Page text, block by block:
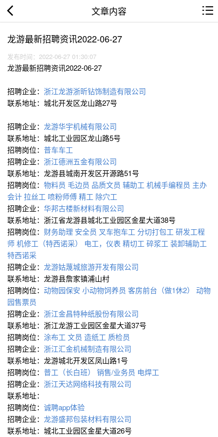
文章内容
龙游最新招聘资讯2022-06-27
发布时间：2022-06-27 01:30:07
龙游最新招聘资讯2022-06-27
招聘企业： 浙江龙游浙昕钻饰制造有限公司
联系地址：城北开发区龙山路27号
招聘企业： 龙游华宇机械有限公司
联系地址：城北工业园区龙山路5号
招聘岗位： 普车车工
招聘企业： 浙江德洲五金有限公司
联系地址：龙游县城南开发区开源路51号
招聘岗位： 物料员 毛边员 品质文员 辅助工 机械手编程员 主办
会计拉丝工 喷粉师傅精工 除穴工
招聘企业： 华邦古楼新材料有限公司
联系地址：浙江省龙游县城北工业园区金星大道38号
招聘岗位： 财务助理 安全员 叉车抱车工 分切打包工 研发工程
师机修工（特西诺采） 电工，仪表 精切工 碎浆工 装卸辅助工
特西诺采
招聘企业： 龙游姑蔑城旅游开发有限公司
联系地址：龙游县詹家镇浦山村
招聘岗位： 动物园保安 小动物饲养员 客房前台（做1休2）
动物
园售票员
招聘企业： 浙江金昌特种纸股份有限公司
联系地址：浙江龙游工业园区金星大道37号
招聘岗位： 涂布工 文员 造纸工 质检员
招聘企业： 浙江汇金机械制造有限公司
联系地址：龙游城北开发区凤山路1号
招聘岗位： 普工（长白班） 销售/业务员 电焊工
招聘企业： 浙江天达网络科技有限公司
联系地址：
招聘岗位： 诚聘app体验
招聘企业： 龙游盛邦包装材料有限公司
联系地址：城北工业园区金星大道26号